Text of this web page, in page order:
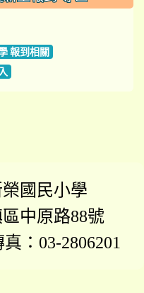
報到相關
國民小學
中原路88號
：03-2806201